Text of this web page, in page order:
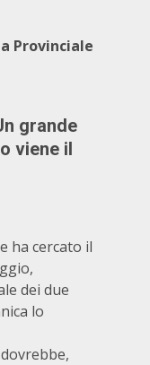
Provinciale
grande
viene il
ha cercato il
dei due
lo